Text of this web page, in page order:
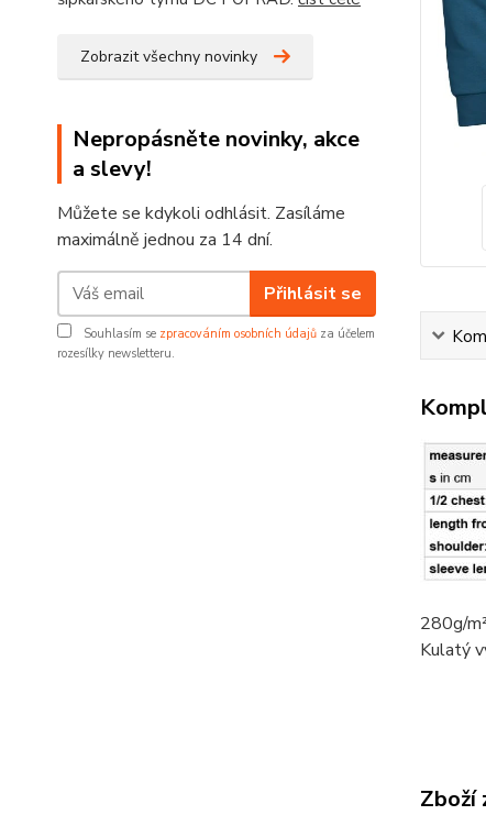
Zobrazit všechny novinky
Nepropásněte novinky, akce
a slevy!
Můžete se kdykoli odhlásit. Zasíláme
maximálně jednou za 14 dní.
Přihlásit se
Souhlasím se zpracováním osobních údajů za účelem
rozesílky newsletteru.
280g/
Kulatý
Zboží